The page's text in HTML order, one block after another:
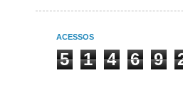
ACESSOS
5 1 4 6 9